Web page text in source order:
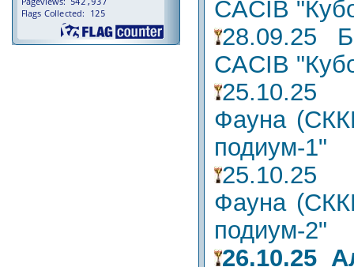
CACIB
28.09.25
CACIB
Фауна
подиум-1"
Фауна
подиум-2"
26.10.25